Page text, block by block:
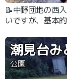
📝中野団地の西
いですが、基本
潮見台み
公園